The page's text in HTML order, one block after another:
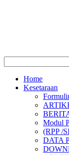
Home
Kesetaraan
Modul
(RPP /
DATA